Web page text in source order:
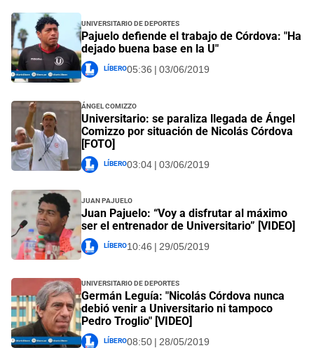
Universitario de Deportes
Pajuelo defiende el trabajo de Córdova: "Ha
dejado buena base en la U"
Líbero05:36 | 03/06/2019
Ángel Comizzo
Universitario: se paraliza llegada de Ángel
Comizzo por situación de Nicolás Córdova
[FOTO]
Líbero03:04 | 03/06/2019
Juan Pajuelo
Juan Pajuelo: “Voy a disfrutar al máximo
ser el entrenador de Universitario” [VIDEO]
Líbero10:46 | 29/05/2019
Universitario de Deportes
Germán Leguía: "Nicolás Córdova nunca
debió venir a Universitario ni tampoco
Pedro Troglio" [VIDEO]
Líbero08:50 | 28/05/2019